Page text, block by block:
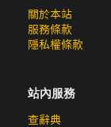
關於本站
服務條款
隱私權條款
站內服務
查辭典